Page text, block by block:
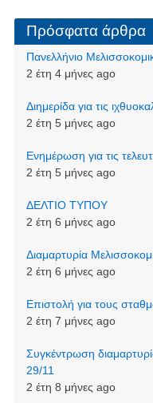
Πρόσφατα άρθρα
Πανελλήνιο
2 έτη 4 μήνες ago
Διημερίδα για τις
2 έτη 5 μήνες ago
Ενημέρωση για τις
2 έτη 5 μήνες ago
ΔΕΛΤΙΟ ΤΥΠΟΥ
2 έτη 6 μήνες ago
Διαμαρτυρία
2 έτη 6 μήνες ago
Επιστολή για τους
2 έτη 7 μήνες ago
Συγκέντρωση
29/11
2 έτη 8 μήνες ago